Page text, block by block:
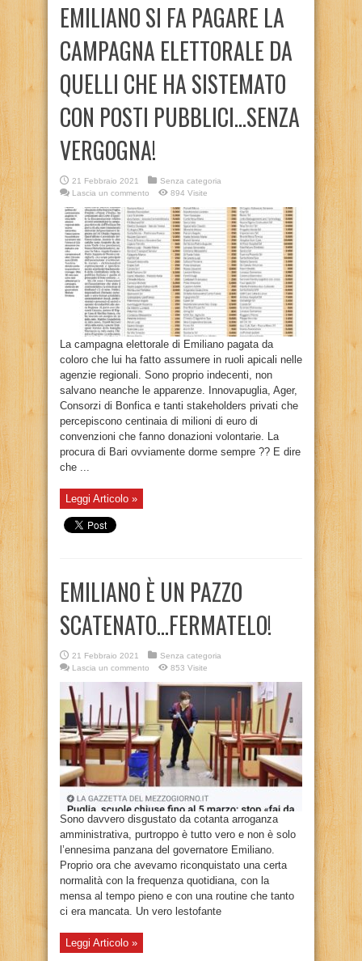
EMILIANO SI FA PAGARE LA
CAMPAGNA ELETTORALE DA
QUELLI CHE HA SISTEMATO
CON POSTI PUBBLICI…SENZA
VERGOGNA!
21 Febbraio 2021
Senza categoria
Lascia un commento
894 Visite
La campagna elettorale di Emiliano pagata da
coloro che lui ha fatto assumere in ruoli apicali nelle
agenzie regionali. Sono proprio indecenti, non
salvano neanche le apparenze. Innovapuglia, Ager,
Consorzi di Bonfica e tanti stakeholders privati che
percepiscono centinaia di milioni di euro di
convenzioni che fanno donazioni volontarie. La
procura di Bari ovviamente dorme sempre ?? E dire
che ...
Leggi Articolo »
EMILIANO È UN PAZZO
SCATENATO…FERMATELO!
21 Febbraio 2021
Senza categoria
Lascia un commento
853 Visite
Sono davvero disgustato da cotanta arroganza
amministrativa, purtroppo è tutto vero e non è solo
l’ennesima panzana del governatore Emiliano.
Proprio ora che avevamo riconquistato una certa
normalità con la frequenza quotidiana, con la
mensa al tempo pieno e con una routine che tanto
ci era mancata. Un vero lestofante
Leggi Articolo »